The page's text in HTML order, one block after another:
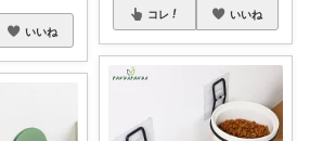
いいね
コレ いいね